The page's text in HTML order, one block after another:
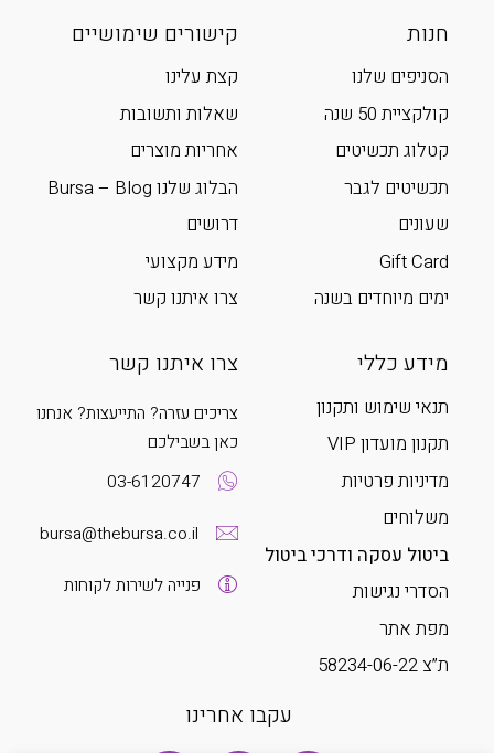
חנות
הסניפים שלנו
קולקציית 50 שנה
קטלוג תכשיטים
תכשיטים לגבר
שעונים
Gift Card
ימים מיוחדים בשנה
קישורים שימושיים
קצת עלינו
שאלות ותשובות
אחריות מוצרים
הבלוג שלנו Bursa – Blog
דרושים
מידע מקצועי
צרו איתנו קשר
מידע כללי
תנאי שימוש ותקנון
תקנון מועדון VIP
מדיניות פרטיות
משלוחים
ביטול עסקה ודרכי ביטול
הסדרי נגישות
מפת אתר
ת”צ 58234-06-22
צרו איתנו קשר
צריכים עזרה? התייעצות? אנחנו
כאן בשבילכם
03-6120747
bursa@thebursa.co.il
פנייה לשירות לקוחות
עקבו אחרינו